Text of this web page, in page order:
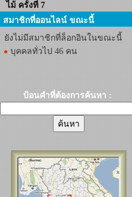
ไม้ ครั้งที่ 7
สมาชิกที่ออนไลน์ ขณะนี้
ยังไม่มีสมาชิกที่ล็อกอินในขณะนี้
บุคคลทั่วไป 46 คน
ป้อนคำที่ต้องการค้นหา :